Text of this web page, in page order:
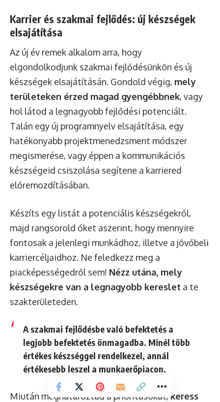
Karrier és szakmai fejlődés: új készségek
elsajátítása
Az új év remek alkalom arra, hogy
elgondolkodjunk szakmai fejlődésünkön és új
készségek elsajátításán. Gondold végig, mely
területeken érzed magad gyengébbnek, vagy
hol látod a legnagyobb fejlődési potenciált.
Talán egy új programnyelv elsajátítása, egy
hatékonyabb projektmenedzsment módszer
megismerése, vagy éppen a kommunikációs
készségeid csiszolása segítene a karriered
előremozdításában.
Készíts egy listát a potenciális készségekről,
majd rangsorold őket aszerint, hogy mennyire
fontosak a jelenlegi munkádhoz, illetve a jövőbeli
karriercéljaidhoz. Ne feledkezz meg a
piacképességedről sem! Nézz utána, mely
készségekre van a legnagyobb kereslet a te
szakterületeden.
A szakmai fejlődésbe való befektetés a
legjobb befektetés önmagadba. Minél több
értékes készséggel rendelkezel, annál
értékesebb leszel a munkaerőpiacon.
Miután meghatároztad a prioritásokat, keress